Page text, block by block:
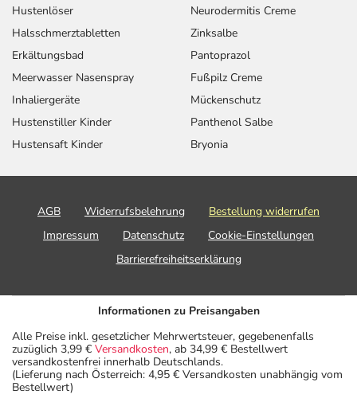
Hustenlöser
Halsschmerztabletten
Erkältungsbad
Meerwasser Nasenspray
Inhaliergeräte
Hustenstiller Kinder
Hustensaft Kinder
Neurodermitis Creme
Zinksalbe
Pantoprazol
Fußpilz Creme
Mückenschutz
Panthenol Salbe
Bryonia
AGB Widerrufsbelehrung
Bestellung widerrufen
Impressum
Datenschutz
Cookie-Einstellungen
Barrierefreiheitserklärung
Informationen zu Preisangaben
Alle Preise inkl. gesetzlicher Mehrwertsteuer, gegebenenfalls
zuzüglich 3,99 € Versandkosten, ab 34,99 € Bestellwert
versandkostenfrei innerhalb Deutschlands.
(Lieferung nach Österreich: 4,95 € Versandkosten unabhängig vom
Bestellwert)